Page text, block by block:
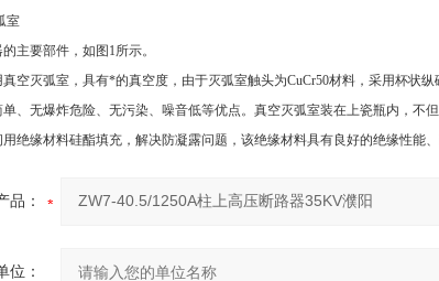
室
主要部件，如图1所示。
空灭弧室，具有*的真空度，由于灭弧室触头为CuCr50材料，采用杯状
、无爆炸危险、无污染、噪音低等优点。真空灭弧室装在上瓷瓶内，不
绝缘材料硅酯填充，解决防凝露问题，该绝缘材料具有良好的绝缘性能
品：
位：